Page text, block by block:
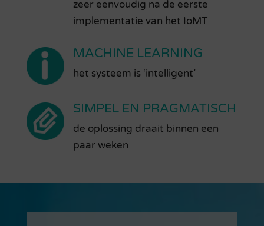
zeer eenvoudig na de eerste
implementatie van het IoMT
MACHINE LEARNING
het systeem is ‘intelligent’
SIMPEL EN PRAGMATISCH
de oplossing draait binnen een
paar weken